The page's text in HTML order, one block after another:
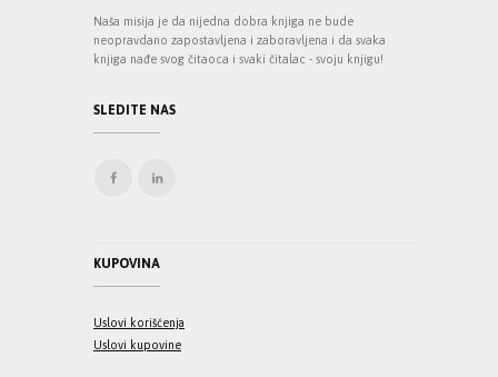
Naša misija je da nijedna dobra knjiga ne bude
neopravdano zapostavljena i zaboravljena i da svaka
knjiga nađe svog čitaoca i svaki čitalac - svoju knjigu!
SLEDITE NAS
KUPOVINA
Uslovi korišćenja
Uslovi kupovine